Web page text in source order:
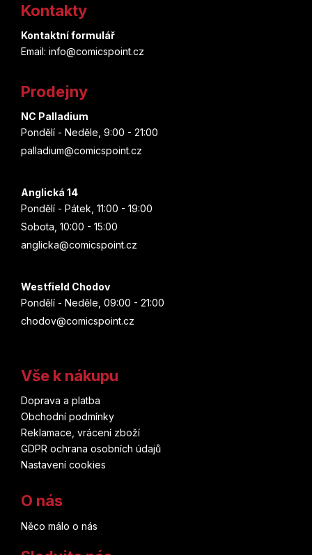
Kontakty
Kontaktní formulář
Email: info@comicspoint.cz
Prodejny
NC Palladium
Pondělí - Neděle, 9:00 - 21:00
palladium@comicspoint.cz
Anglická 14
Pondělí - Pátek, 11:00 - 19:00
Sobota, 10:00 - 15:00
anglicka@comicspoint.cz
Westfield Chodov
Pondělí - Neděle, 09:00 - 21:00
chodov@comicspoint.cz
Vše k nákupu
Doprava a platba
Obchodní podmínky
Reklamace, vrácení zboží
GDPR ochrana osobních údajů
Nastavení cookies
O nás
Něco málo o nás